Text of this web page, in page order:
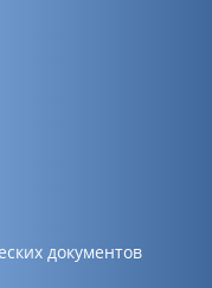
документов